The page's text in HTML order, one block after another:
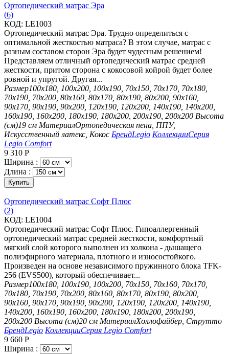
Ортопедический матрас Эра
(6)
КОД: LE1003
Ортопедический матрас Эра. Трудно определиться с
оптимальной жесткостью матраса? В этом случае, матрас с
разным составом сторон Эра будет чудесным решением!
Представляем отличный ортопедический матрас средней
жесткости, притом сторона с кокосовой койрой будет более
ровной и упругой. Другая...
Размер100х180, 100х200, 100х190, 70х150, 70х170, 70х180,
70х190, 70х200, 80х160, 80х170, 80х190, 80х200, 90х160,
90х170, 90х190, 90х200, 120х190, 120х200, 140х190, 140х200,
160х190, 160х200, 180х190, 180х200, 200х190, 200х200 Высота
(см)19 см МатериалОртопедическая пена, ППУ,
Искусственный латекс, Кокос БрендLegio КоллекцииСерия
Legio Comfort
9 310 Р
Ширина :
Длина :
Купить
Ортопедический матрас Софт Плюс
(2)
КОД: LE1004
Ортопедический матрас Софт Плюс. Гипоаллергенный
ортопедический матрас средней жесткости, комфортный
мягкий слой которого выполнен из холкона - дышащего
полиэфирного материала, плотного и износостойкого.
Произведен на основе независимого пружинного блока TFK-
256 (EVS500), который обеспечивает...
Размер100х180, 100х190, 100х200, 70х150, 70х160, 70х170,
70х180, 70х190, 70х200, 80х160, 80х170, 80х190, 80х200,
90х160, 90х170, 90х190, 90х200, 120х190, 120х200, 140х190,
140х200, 160х190, 160х200, 180х190, 180х200, 200х190,
200х200 Высота (см)20 см МатериалХоллофайбер, Струтто
БрендLegio КоллекцииСерия Legio Comfort
9 660 Р
Ширина :